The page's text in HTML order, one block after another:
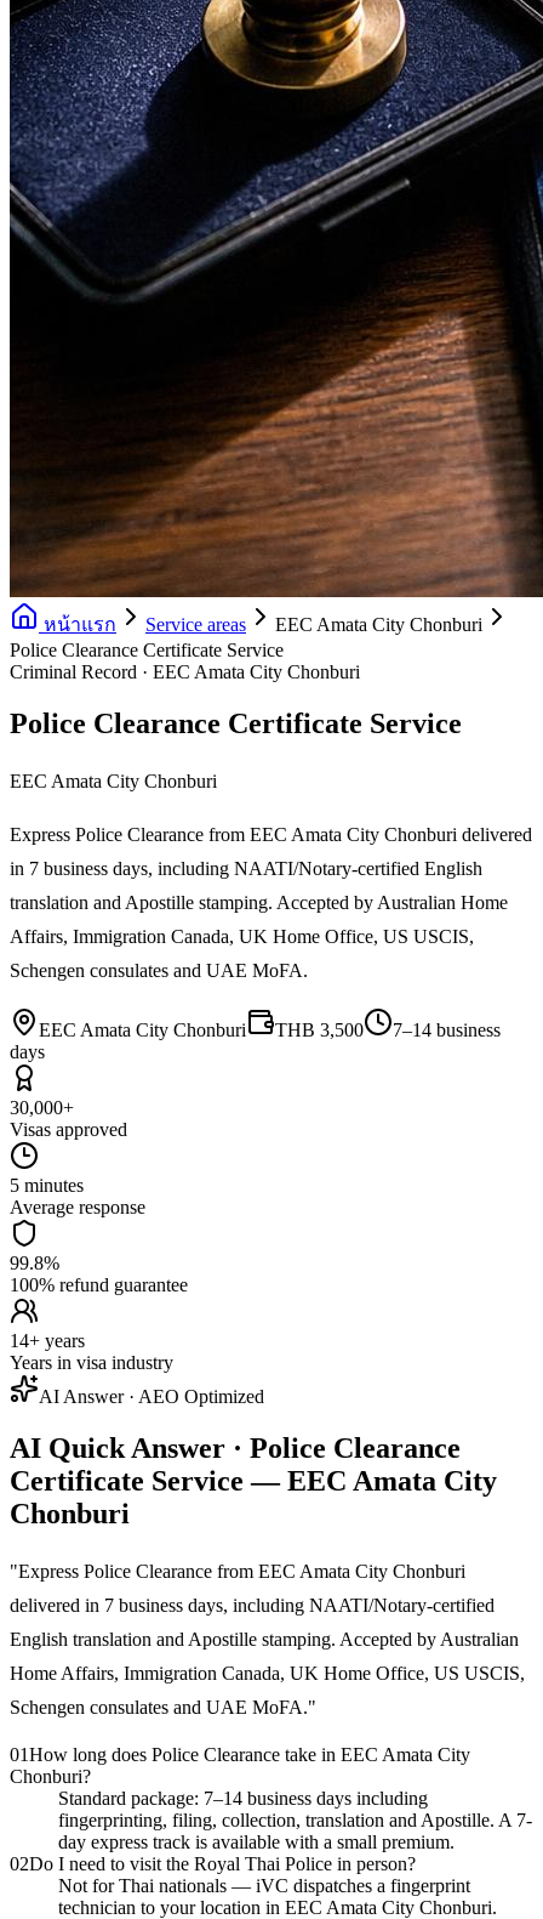
หน้าแรก Service areas
EEC Amata City Chonburi
Police Clearance Certificate Service
Criminal Record · EEC Amata City Chonburi
Police Clearance Certificate Service
EEC Amata City Chonburi
Express Police Clearance from EEC Amata City Chonburi delivered
in 7 business days, including NAATI/Notary-certified English
translation and Apostille stamping. Accepted by Australian Home
Affairs, Immigration Canada, UK Home Office, US USCIS,
Schengen consulates and UAE MoFA.
EEC Amata City Chonburi THB 3,500
7–14 business
days
30,000+
Visas approved
5 minutes
Average response
99.8%
100% refund guarantee
14+ years
Years in visa industry
AI Answer · AEO Optimized
AI Quick Answer · Police Clearance
Certificate Service — EEC Amata City
Chonburi
"Express Police Clearance from EEC Amata City Chonburi
delivered in 7 business days, including NAATI/Notary-certified
English translation and Apostille stamping. Accepted by Australian
Home Affairs, Immigration Canada, UK Home Office, US USCIS,
Schengen consulates and UAE MoFA."
01How long does Police Clearance take in EEC Amata City
Chonburi?
Standard package: 7–14 business days including
fingerprinting, filing, collection, translation and Apostille. A 7-
day express track is available with a small premium.
02Do I need to visit the Royal Thai Police in person?
Not for Thai nationals — iVC dispatches a fingerprint
technician to your location in EEC Amata City Chonburi.